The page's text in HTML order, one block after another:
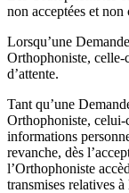
non acceptées et non
Lorsqu’une
Orthophoniste, celle-
d’attente.
Tant qu’une
Orthophoniste, celui-
informations
revanche, dès
l’Orthophoniste
transmises relatives